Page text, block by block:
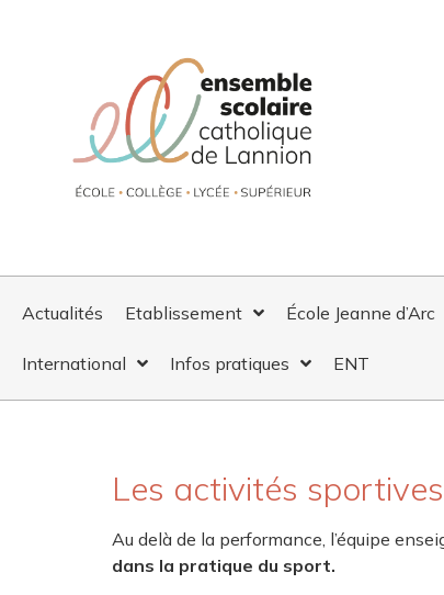
Actualités Etablissement École Jeanne d’Arc
International Infos pratiques ENT
Les activités
Au delà de la performance, l’équipe
dans la pratique du sport.